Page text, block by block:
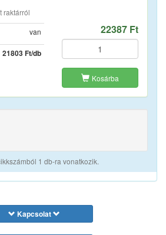
raktárról
van
21803 Ft/db
22387 Ft
Kosárba
1 db-ra vonatkozik.
Kapcsolat